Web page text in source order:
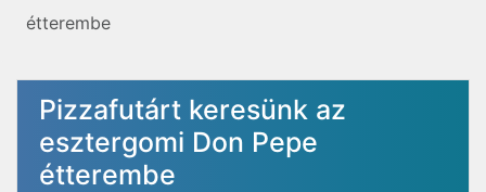
étterembe
Pizzafutárt keresünk az
esztergomi Don Pepe
étterembe